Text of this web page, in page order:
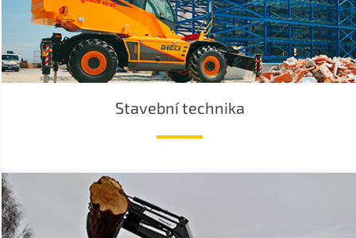
Stavební technika